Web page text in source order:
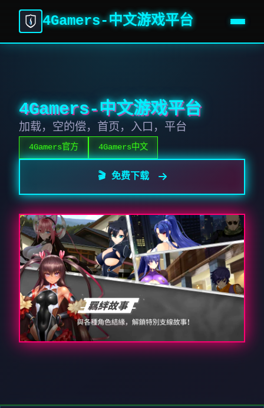
4Gamers-中文游戏平台
4Gamers-中文游戏平台
加载，空的偿，首页，入口，平台
4Gamers官方 4Gamers中文
🎬 免费下载